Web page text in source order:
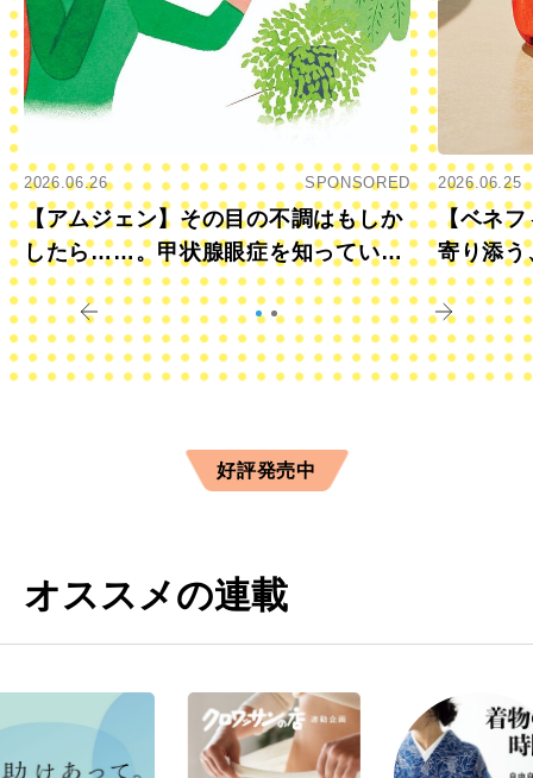
2026.06.26 SPONSORED
【アムジェン】その目の不調はもしか
したら……。甲状腺眼症を知っていま
すか？
2026.06.25
【ベネフ
寄り添う
きに
好評発売中
オススメの連載